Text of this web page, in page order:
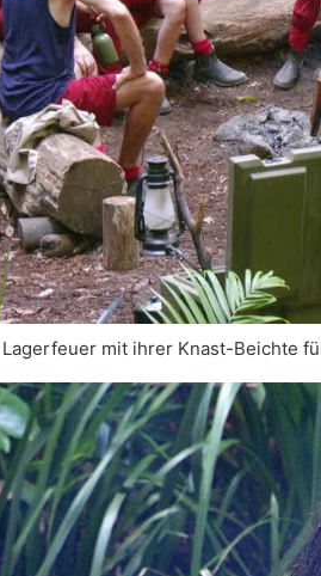
Lagerfeuer mit ihrer Knast-Beichte